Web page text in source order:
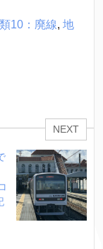
10：廃線, 地
NEXT